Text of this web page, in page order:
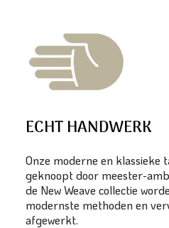
ECHT HANDWERK
Onze moderne en klassieke
geknoopt door meester-
de New Weave collectie
modernste methoden en
afgewerkt.